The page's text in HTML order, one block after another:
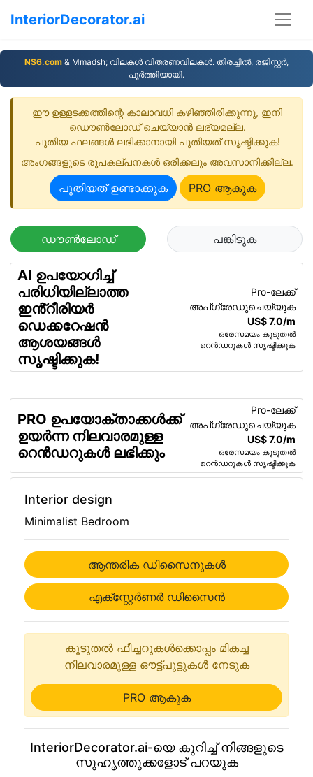
InteriorDecorator.ai
NS6.com & Mmadsh; വിലകള്‍ വിതരണവിലകള്‍. തിരച്ചില്‍, രജിസ്റ്റര്‍,
പൂര്‍ത്തിയായി.
ഈ ഉള്ളടക്കത്തിന്റെ കാലാവധി കഴിഞ്ഞിരിക്കുന്നു, ഇനി
ഡൌണ്‍ലോഡ് ചെയ്യാന്‍ ലഭ്യമല്ല.
പുതിയ ഫലങ്ങൾ ലഭിക്കാനായി പുതിയത്‌ സൃഷ്ടിക്കുക!
അംഗങ്ങളുടെ രൂപകല്പനകള്‍ ഒരിക്കലും അവസാനിക്കില്ല.
പുതിയത് ഉണ്ടാക്കുക PRO ആകുക
ഡൗൺലോഡ് പങ്കിടുക
AI ഉപയോഗിച്ച്
പരിധിയില്ലാത്ത
ഇൻ്റീരിയർ
ഡെക്കറേഷൻ
ആശയങ്ങൾ
സൃഷ്ടിക്കുക!
Pro-ലേക്ക്
അപ്ഗ്രേഡുചെയ്യുക
US$ 7.0/m
ഒരേസമയം കൂടുതൽ
റെൻഡറുകൾ സൃഷ്ടിക്കുക
PRO ഉപയോക്താക്കൾക്ക്
ഉയർന്ന നിലവാരമുള്ള
റെൻഡറുകൾ ലഭിക്കും
Pro-ലേക്ക്
അപ്ഗ്രേഡുചെയ്യുക
US$ 7.0/m
ഒരേസമയം കൂടുതൽ
റെൻഡറുകൾ സൃഷ്ടിക്കുക
Interior design
Minimalist Bedroom
ആന്തരിക ഡിസൈനുകള്‍
എക്സ്റ്റേര്‍ണര്‍ ഡിസൈന്‍
കൂടുതൽ ഫീച്ചറുകൾക്കൊപ്പം മികച്ച
നിലവാരമുള്ള ഔട്ട്പുട്ടുകൾ നേടുക
PRO ആകുക
InteriorDecorator.ai-യെ കുറിച്ച് നിങ്ങളുടെ
സുഹൃത്തുക്കളോട് പറയുക